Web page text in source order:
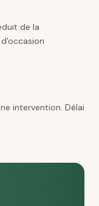
de la
intervention. Délai